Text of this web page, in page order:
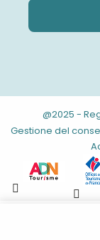
@2025 -
Gestione del